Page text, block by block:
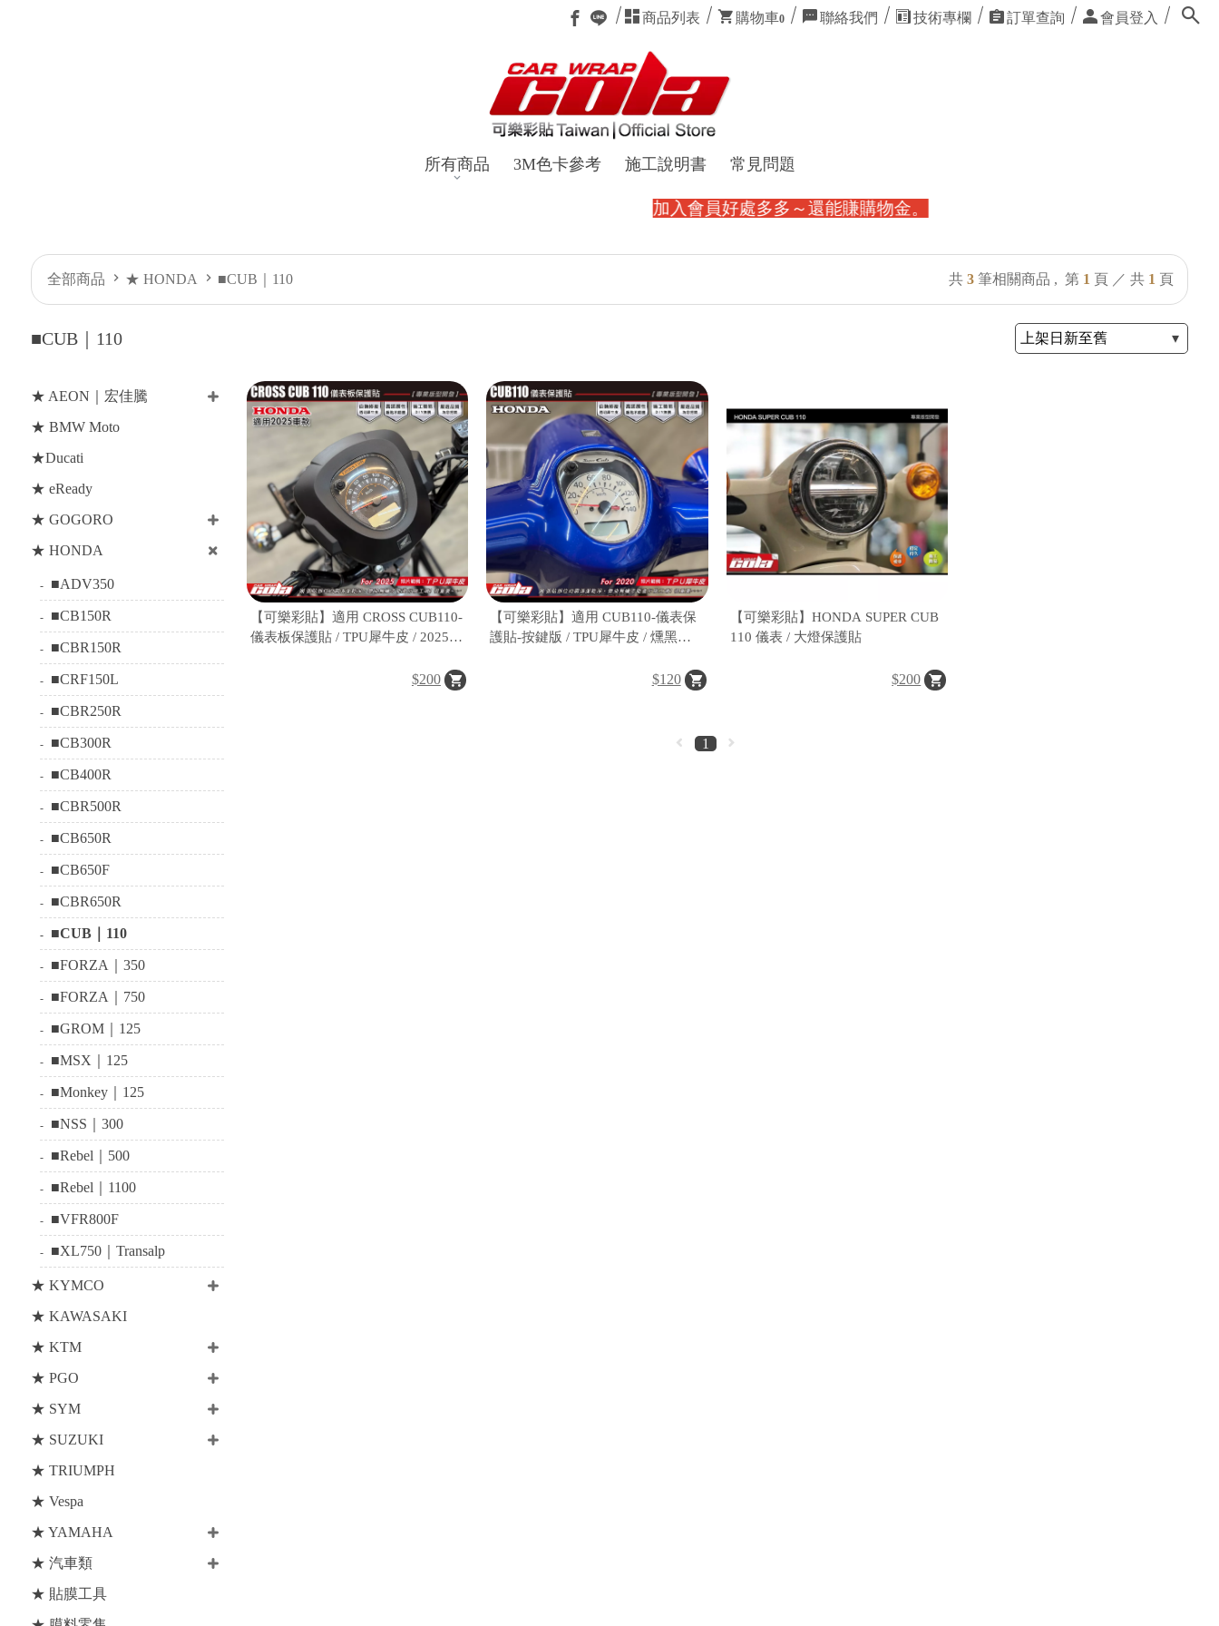
商品列表 購物車0 聯絡我們 技術專欄 訂單查詢 會員登入
所有商品 3M色卡參考 施工說明書 常見問題
加入會員好處多多～還能賺購物金。
全部商品 ★ HONDA ■CUB｜110 共 3 筆相關商品 , 第 1 頁 ／ 共 1 頁
■CUB｜110
★ AEON｜宏佳騰
★ BMW Moto
★Ducati
★ eReady
★ GOGORO
★ HONDA
■ADV350
■CB150R
■CBR150R
■CRF150L
■CBR250R
■CB300R
■CB400R
■CBR500R
■CB650R
■CB650F
■CBR650R
■CUB｜110
■FORZA｜350
■FORZA｜750
■GROM｜125
■MSX｜125
■Monkey｜125
■NSS｜300
■Rebel｜500
■Rebel｜1100
■VFR800F
■XL750｜Transalp
★ KYMCO
★ KAWASAKI
★ KTM
★ PGO
★ SYM
★ SUZUKI
★ TRIUMPH
★ Vespa
★ YAMAHA
★ 汽車類
★ 貼膜工具
【可樂彩貼】適用 CROSS CUB110-
儀表板保護貼 / TPU犀牛皮 / 2025年
$200
【可樂彩貼】適用 CUB110-儀表保
護貼-按鍵版 / TPU犀牛皮 / 燻黑犀
$120
【可樂彩貼】HONDA SUPER CUB
110 儀表 / 大燈保護貼
$200
1